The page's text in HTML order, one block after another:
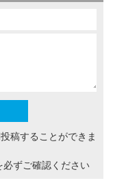
稿することができま
必ずご確認ください